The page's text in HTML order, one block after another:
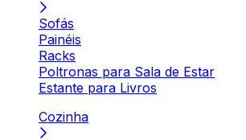
Sofás
Painéis
Racks
Poltronas para Sala de Estar
Estante para Livros
Cozinha